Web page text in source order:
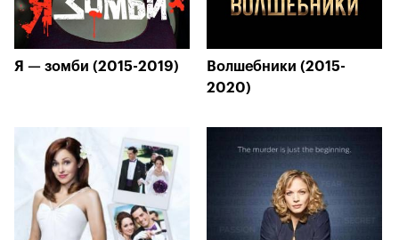
Я — зомби (2015-2019)
Волшебники (2015-
2020)